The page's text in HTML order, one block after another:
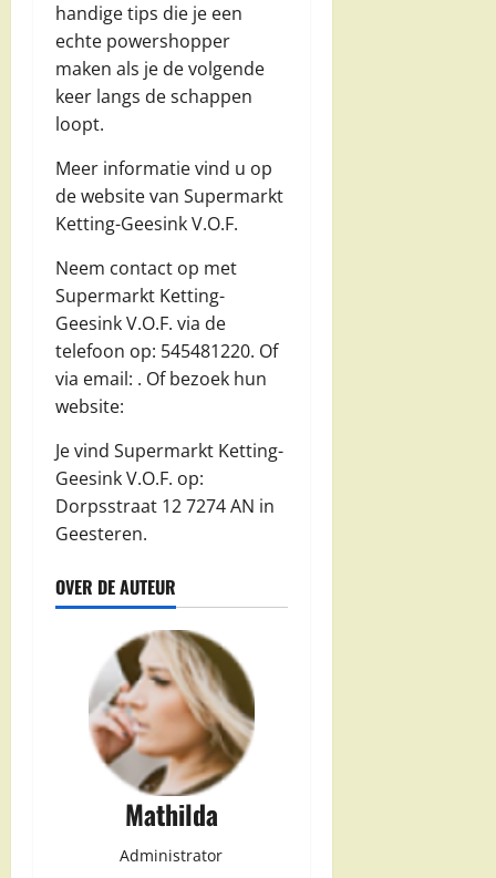
handige tips die je een
echte powershopper
maken als je de volgende
keer langs de schappen
loopt.
Meer informatie vind u op
de website van Supermarkt
Ketting-Geesink V.O.F.
Neem contact op met
Supermarkt Ketting-
Geesink V.O.F. via de
telefoon op: 545481220. Of
via email: . Of bezoek hun
website:
Je vind Supermarkt Ketting-
Geesink V.O.F. op:
Dorpsstraat 12 7274 AN in
Geesteren.
OVER DE AUTEUR
Mathilda
Administrator